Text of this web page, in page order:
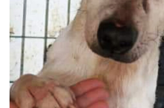
Aktuelle Spenden 2026
Ihre/Eure Spenden – Januar
Spenden 2025
Kontakt & Rechtliches
Facebook
Instagram